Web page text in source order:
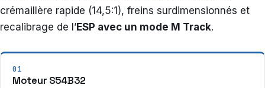
crémaillère rapide (14,5:1), freins surdimensionnés et
recalibrage de l’ESP avec un mode M Track.
01
Moteur S54B32